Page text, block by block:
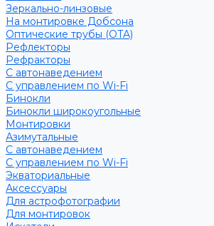
Зеркально-линзовые
На монтировке Добсона
Оптические трубы (OTA)
Рефлекторы
Рефракторы
С автонаведением
С управлением по Wi-Fi
Бинокли
Бинокли широкоугольные
Монтировки
Азимутальные
С автонаведением
С управлением по Wi-Fi
Экваториальные
Аксессуары
Для астрофотографии
Для монтировок